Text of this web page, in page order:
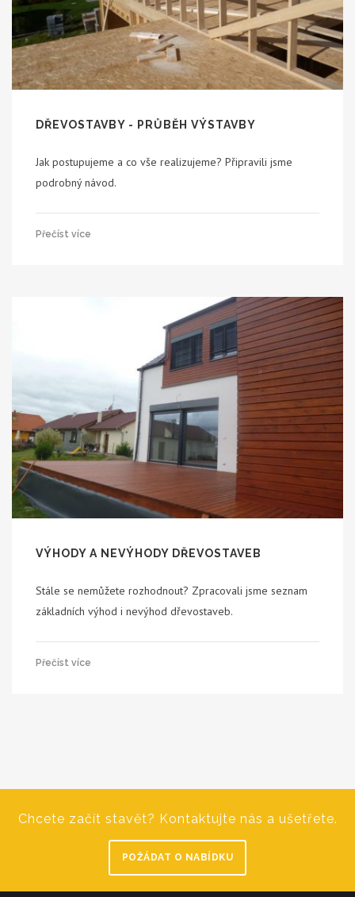
DŘEVOSTAVBY - PRŮBĚH VÝSTAVBY
Jak postupujeme a co vše realizujeme? Připravili jsme
podrobný návod.
Přečíst více
VÝHODY A NEVÝHODY DŘEVOSTAVEB
Stále se nemůžete rozhodnout? Zpracovali jsme seznam
základních výhod i nevýhod dřevostaveb.
Přečíst více
Chcete začít stavět? Kontaktujte nás a ušetřete.
POŽÁDAT O NABÍDKU